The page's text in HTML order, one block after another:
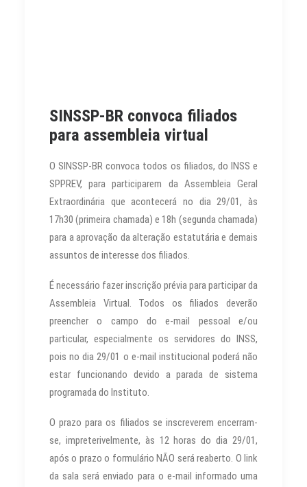
SINSSP-BR convoca filiados
para assembleia virtual
O SINSSP-BR convoca todos os filiados, do INSS e
SPPREV, para participarem da Assembleia Geral
Extraordinária que acontecerá no dia 29/01, às
17h30 (primeira chamada) e 18h (segunda chamada)
para a aprovação da alteração estatutária e demais
assuntos de interesse dos filiados.
É necessário fazer inscrição prévia para participar da
Assembleia Virtual. Todos os filiados deverão
preencher o campo do e-mail pessoal e/ou
particular, especialmente os servidores do INSS,
pois no dia 29/01 o e-mail institucional poderá não
estar funcionando devido a parada de sistema
programada do Instituto.
O prazo para os filiados se inscreverem encerram-
se, impreterivelmente, às 12 horas do dia 29/01,
após o prazo o formulário NÃO será reaberto. O link
da sala será enviado para o e-mail informado uma